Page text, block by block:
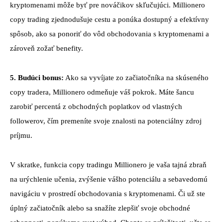
kryptomenami môže byť pre nováčikov skľučujúci. Millionero
copy trading zjednodušuje cestu a ponúka dostupný a efektívny
spôsob, ako sa ponoriť do vôd obchodovania s kryptomenami a
zároveň zožať benefity.
5. Budúci bonus: Ako sa vyvíjate zo začiatočníka na skúseného
copy tradera, Millionero odmeňuje váš pokrok. Máte šancu
zarobiť percentá z obchodných poplatkov od vlastných
followerov, čím premeníte svoje znalosti na potenciálny zdroj
príjmu.
V skratke, funkcia copy tradingu Millionero je vaša tajná zbraň
na urýchlenie učenia, zvýšenie vášho potenciálu a sebavedomú
navigáciu v prostredí obchodovania s kryptomenami. Či už ste
úplný začiatočník alebo sa snažíte zlepšiť svoje obchodné